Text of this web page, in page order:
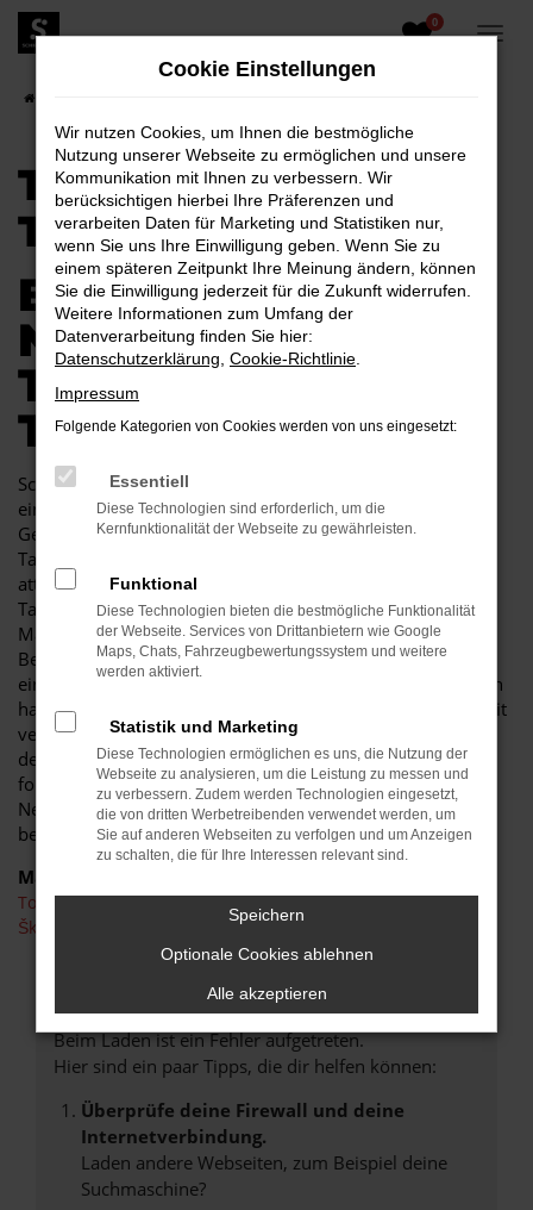
Zum
Hauptinhalt
0
TOYOTA HILUX
TAGESZULASSUNG
BEINAHE EIN
NEUWAGEN – IHRE
TOYOTA HILUX
TAGESZULASSUNG
Schon gehört? Beim Autohaus Schiefelbein erhalten Sie
einen Neuwagen und zahlen hierfür den Preis für einen
Gebrauchten. Die Rede ist natürlich von einer Toyota Hilux
Tageszulassung und damit einer cleveren Methode, um
attraktive Rabatte anzubieten. Jede Toyota Hilux
Tageszulassung ist ein Neuwagen, der noch kein einziges
Mal auf der Straße oder anderswo gefahren wurde. Die
Besonderheit liegt in der namensgebenden Zulassung für
einen Tag, womit es sich formal um einen Gebrauchtwagen
handelt. Notwendig ist dieser in der Automobilbranche weit
verbreitete „Trick“, damit die preislichen Vorgaben seitens
der Automobilhersteller umgangen werden. Anders
formuliert: als Toyota Hilux Tageszulassung lässt sich ein
Neuwagen deutlich günstiger verkaufen, was wir natürlich
bereitwillig nutzen.
Marken
Toyota
Škoda
FEHLER: NETWORK ERROR
Beim Laden ist ein Fehler aufgetreten.
Hier sind ein paar Tipps, die dir helfen können:
Überprüfe deine Firewall und deine
Internetverbindung.
Laden andere Webseiten, zum Beispiel deine
Suchmaschine?
Cookie Einstellungen
Wir nutzen Cookies, um Ihnen die bestmögliche
Nutzung unserer Webseite zu ermöglichen und unsere
Kommunikation mit Ihnen zu verbessern. Wir
berücksichtigen hierbei Ihre Präferenzen und
verarbeiten Daten für Marketing und Statistiken nur,
wenn Sie uns Ihre Einwilligung geben. Wenn Sie zu
einem späteren Zeitpunkt Ihre Meinung ändern, können
Sie die Einwilligung jederzeit für die Zukunft widerrufen.
Weitere Informationen zum Umfang der
Datenverarbeitung finden Sie hier:
Datenschutzerklärung Cookie-Richtlinie
Impressum
Folgende Kategorien von Cookies werden von uns eingesetzt:
Essentiell
Diese Technologien sind erforderlich, um die
Kernfunktionalität der Webseite zu gewährleisten.
Funktional
Diese Technologien bieten die bestmögliche Funktionalität
der Webseite. Services von Drittanbietern wie Google
Maps, Chats, Fahrzeugbewertungssystem und weitere
werden aktiviert.
Statistik und Marketing
Diese Technologien ermöglichen es uns, die Nutzung der
Webseite zu analysieren, um die Leistung zu messen und
zu verbessern. Zudem werden Technologien eingesetzt,
die von dritten Werbetreibenden verwendet werden, um
Sie auf anderen Webseiten zu verfolgen und um Anzeigen
zu schalten, die für Ihre Interessen relevant sind.
Speichern
Optionale Cookies ablehnen
Alle akzeptieren